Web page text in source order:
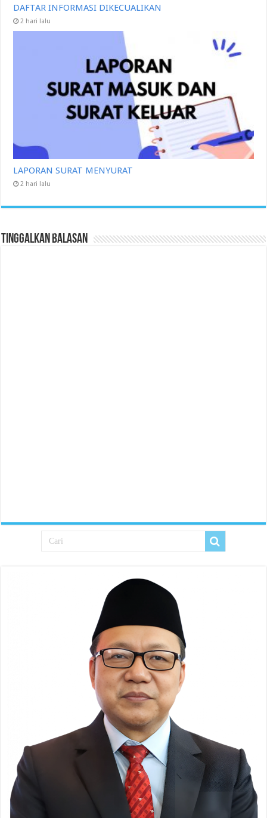
DAFTAR INFORMASI DIKECUALIKAN
2 hari lalu
LAPORAN SURAT MENYURAT
2 hari lalu
Tinggalkan Balasan